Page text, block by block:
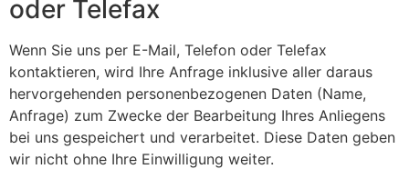
oder Telefax
Wenn Sie uns per E-Mail, Telefon oder Telefax
kontaktieren, wird Ihre Anfrage inklusive aller daraus
hervorgehenden personenbezogenen Daten (Name,
Anfrage) zum Zwecke der Bearbeitung Ihres Anliegens
bei uns gespeichert und verarbeitet. Diese Daten geben
wir nicht ohne Ihre Einwilligung weiter.